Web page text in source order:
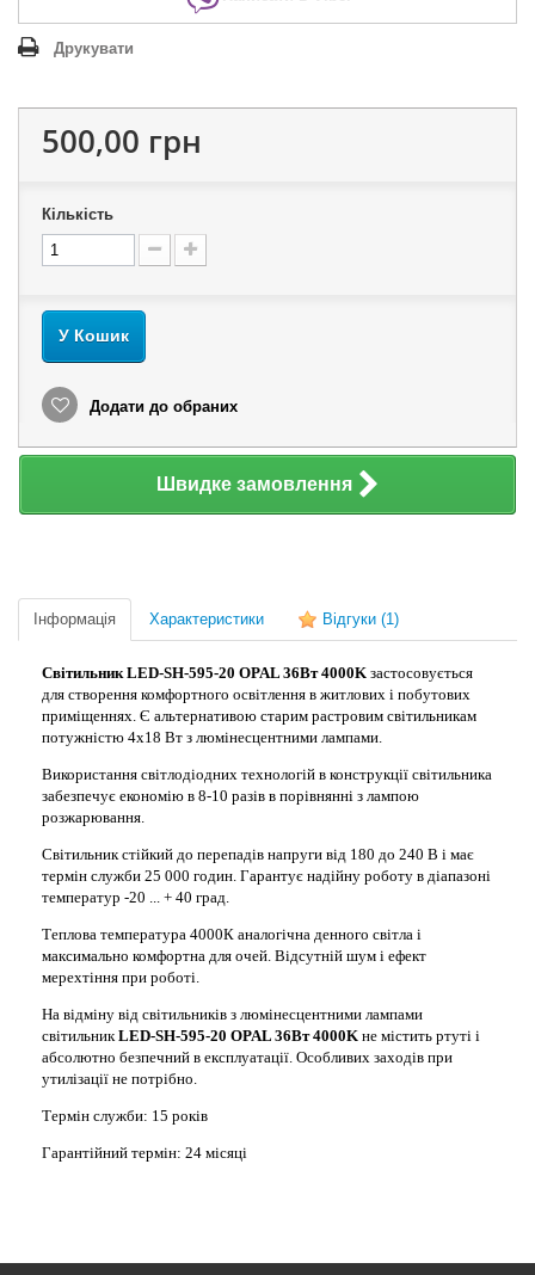
Друкувати
500,00 грн
Кількість
У Кошик
Додати до обраних
Швидке замовлення
Інформація Характеристики Відгуки (1)
Світильник LED-SH-595-20 OPAL 36Вт 4000K застосовується
для створення комфортного освітлення в житлових і побутових
приміщеннях. Є альтернативою старим растровим світильникам
потужністю 4х18 Вт з люмінесцентними лампами.
Використання світлодіодних технологій в конструкції світильника
забезпечує економію в 8-10 разів в порівнянні з лампою
розжарювання.
Світильник стійкий до перепадів напруги від 180 до 240 В і має
термін служби 25 000 годин. Гарантує надійну роботу в діапазоні
температур -20 ... + 40 град.
Теплова температура 4000К аналогічна денного світла і
максимально комфортна для очей. Відсутній шум і ефект
мерехтіння при роботі.
На відміну від світильників з люмінесцентними лампами
світильникLED-SH-595-20 OPAL 36Вт 4000K не містить ртуті і
абсолютно безпечний в експлуатації. Особливих заходів при
утилізації не потрібно.
Термін служби: 15 років
Гарантійний термін: 24 місяці